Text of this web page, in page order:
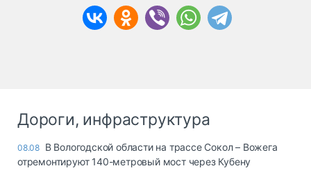
Дороги, инфраструктура
08.08 В Вологодской области на трассе Сокол – Вожега
отремонтируют 140-метровый мост через Кубену